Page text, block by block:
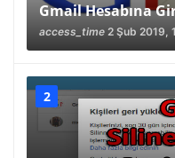
Gmail Hesabına
access_time 2 Şub 2019,